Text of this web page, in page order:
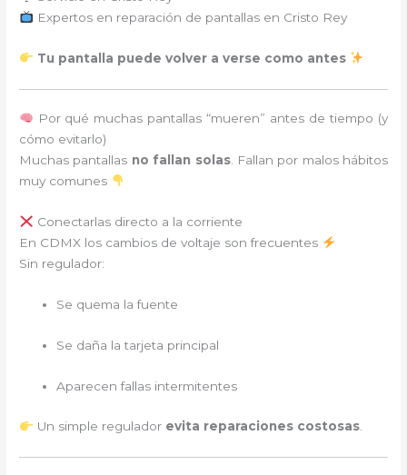
Expertos en reparación de pantallas en Cristo Rey
Tu pantalla puede volver a verse como antes
Por qué muchas pantallas “mueren” antes de tiempo (y
cómo evitarlo)
Muchas pantallas no fallan solas. Fallan por malos hábitos
muy comunes
Conectarlas directo a la corriente
En CDMX los cambios de voltaje son frecuentes
Sin regulador:
Se quema la fuente
Se daña la tarjeta principal
Aparecen fallas intermitentes
Un simple regulador evita reparaciones costosas.